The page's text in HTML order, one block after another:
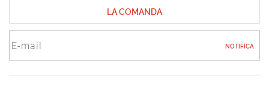
LA COMANDA
NOTIFICA